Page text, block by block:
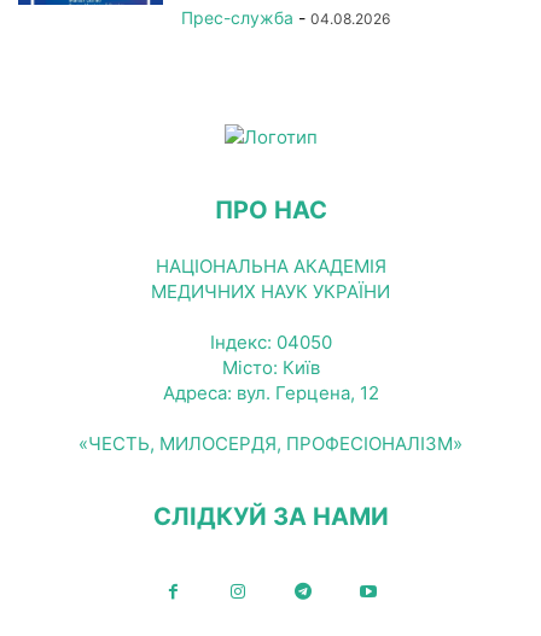
Прес-служба - 04.08.2026
ПРО НАС
НАЦІОНАЛЬНА АКАДЕМІЯ
МЕДИЧНИХ НАУК УКРАЇНИ
Індекс: 04050
Місто: Київ
Адреса: вул. Герцена, 12
«ЧЕСТЬ, МИЛОСЕРДЯ, ПРОФЕСІОНАЛІЗМ»
СЛІДКУЙ ЗА НАМИ